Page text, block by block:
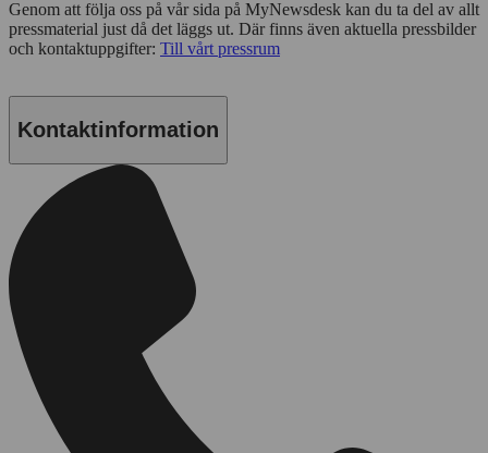
Genom att följa oss på vår sida på MyNewsdesk kan du ta del av allt
pressmaterial just då det läggs ut. Där finns även aktuella pressbilder
och kontaktuppgifter: Till vårt pressrum
Kontaktinformation